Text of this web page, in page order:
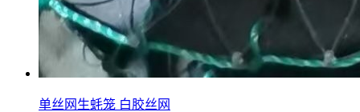
单丝网生蚝笼 白胶丝网